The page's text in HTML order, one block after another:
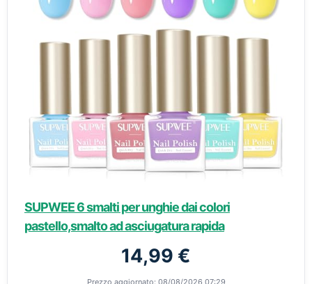
SUPWEE 6 smalti per unghie dai colori
pastello,smalto ad asciugatura rapida
14,99 €
Prezzo aggiornato: 08/08/2026 07:29